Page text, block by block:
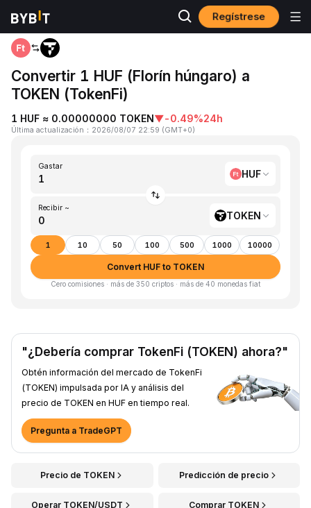
Regístrese
Inicio HUF to TOKEN
Convertir 1 HUF (Florín húngaro) a
TOKEN (TokenFi)
1 HUF ≈ 0.00000000 TOKEN▼-0.49%24h
Última actualización ： 2026/08/07 22:59 (GMT+0)
Gastar
HUF
Recibir ~
TOKEN
1 10 50 100 500 1000 10000
Convert HUF to TOKEN
Cero comisiones · más de 350 criptos · más de 40 monedas fiat
"¿Debería comprar TokenFi (TOKEN) ahora?"
Obtén información del mercado de TokenFi
(TOKEN) impulsada por IA y análisis del
precio de TOKEN en HUF en tiempo real.
Pregunta a TradeGPT
Precio de TOKEN Predicción de precio
Operar TOKEN/USDT Comprar TOKEN